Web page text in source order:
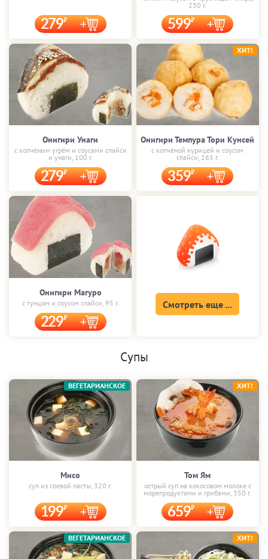
279
230 г.
599
Онигири Унаги
с копчёным угрём и соусами спайси
и унаги, 100 г.
279
Онигири Темпура Тори Кунсей
с копчёной курицей и соусом
спайси, 265 г.
359
ХИТ!
Онигири Магуро
с тунцом и соусом спайси, 95 г.
229
Смотреть еще ...
Супы
Мисо
суп из соевой пасты, 320 г.
199
ВЕГЕТАРИАНСКОЕ
Том Ям
острый суп на кокосовом молоке с
морепродуктами и грибами, 350 г.
659
ХИТ!
ВЕГЕТАРИАНСКОЕ ХИТ!